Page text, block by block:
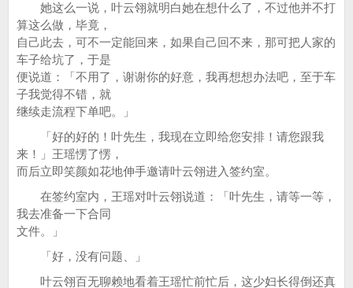
她这么一说，叶云翎就明白她在想什么了，不过他并不打
算这么做，毕竟，
自己此去，可不一定能回来，如果自己回不来，那可把人家的
车子给坑了，于是
便说道：「不用了，谢谢你的好意，我再想想办法吧，至于车
子我觉得不错，就
继续走流程下单吧。」
「好的好的！叶先生，我现在立即给您安排！请您跟我
来！」王瑶愣了愣，
而后立即笑颜如花地伸手邀请叶云翎进入签约室。
在签约室内，王瑶对叶云翎说道：「叶先生，请等一等，
我去准备一下合同
文件。」
「好，没有问题、」
叶云翎百无聊赖地看着王瑶忙前忙后，这少妇长得倒还真